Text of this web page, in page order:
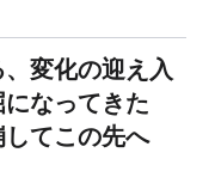
変化の迎え入
なってきた
てこの先へ